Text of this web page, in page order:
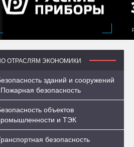
‹
ОТРАСЛЯМ ЭКОНОМИКИ
зданий и сооружений
безопасность
объектов
и ТЭК
безопасность